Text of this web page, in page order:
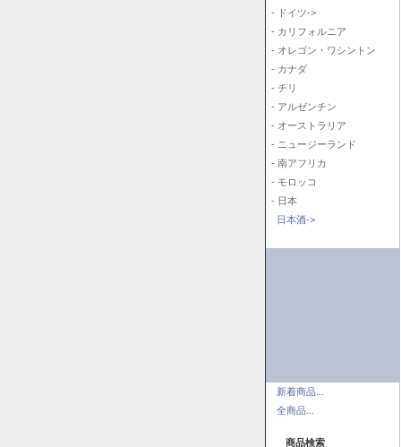
- ドイツ->
- カリフォルニア
- オレゴン・ワシントン
- カナダ
- チリ
- アルゼンチン
- オーストラリア
- ニュージーランド
- 南アフリカ
- モロッコ
- 日本
日本酒->
新着商品...
全商品...
商品検索